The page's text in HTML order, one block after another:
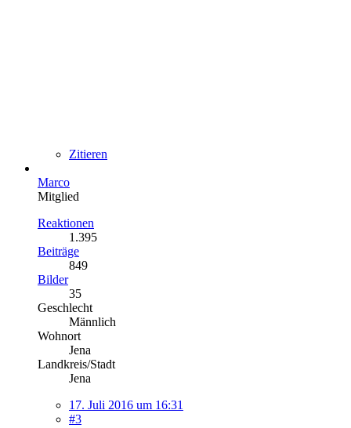
Zitieren
Marco
Mitglied
Reaktionen
1.395
Beiträge
849
Bilder
35
Geschlecht
Männlich
Wohnort
Jena
Landkreis/Stadt
Jena
17. Juli 2016 um 16:31
#3